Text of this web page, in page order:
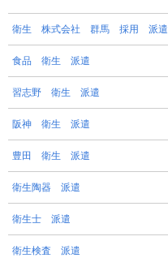
衛生 株式会社 群馬 採用 派遣
食品 衛生 派遣
習志野 衛生 派遣
阪神 衛生 派遣
豊田 衛生 派遣
衛生陶器 派遣
衛生士 派遣
衛生検査 派遣